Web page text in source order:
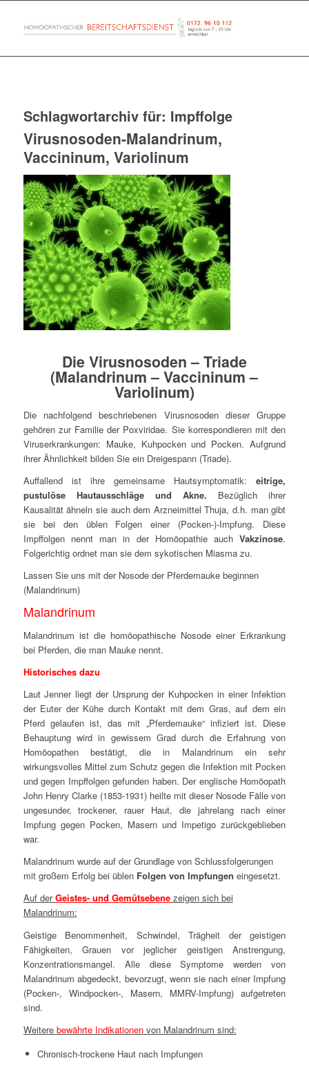
Schlagwortarchiv für: Impffolge
Virusnosoden-Malandrinum,
Vaccininum, Variolinum
Die Virusnosoden – Triade
(Malandrinum – Vaccininum –
Variolinum)
Die nachfolgend beschriebenen Virusnosoden dieser Gruppe
gehören zur Familie der Poxviridae. Sie korrespondieren mit den
Viruserkrankungen: Mauke, Kuhpocken und Pocken. Aufgrund
ihrer Ähnlichkeit bilden Sie ein Dreigespann (Triade).
Auffallend ist ihre gemeinsame Hautsymptomatik:eitrige,
pustulöse Hautausschläge und Akne. Bezüglich ihrer
Kausalität ähneln sie auch dem Arzneimittel Thuja, d.h. man gibt
sie bei den üblen Folgen einer (Pocken-)-Impfung. Diese
Impffolgen nennt man in der Homöopathie auchVakzinose.
Folgerichtig ordnet man sie dem sykotischen Miasma zu.
Lassen Sie uns mit der Nosode der Pferdemauke beginnen
(Malandrinum)
Malandrinum
Malandrinum ist die homöopathische Nosode einer Erkrankung
bei Pferden, die man Mauke nennt.
Historisches dazu
Laut Jenner liegt der Ursprung der Kuhpocken in einer Infektion
der Euter der Kühe durch Kontakt mit dem Gras, auf dem ein
Pferd gelaufen ist, das mit „Pferdemauke“ infiziert ist. Diese
Behauptung wird in gewissem Grad durch die Erfahrung von
Homöopathen bestätigt, die in Malandrinum ein sehr
wirkungsvolles Mittel zum Schutz gegen die Infektion mit Pocken
und gegen Impffolgen gefunden haben. Der englische Homöopath
John Henry Clarke (1853-1931) heilte mit dieser Nosode Fälle von
ungesunder, trockener, rauer Haut, die jahrelang nach einer
Impfung gegen Pocken, Masern und Impetigo zurückgeblieben
war.
Malandrinum wurde auf der Grundlage von Schlussfolgerungen
mit großem Erfolg bei üblen Folgen von Impfungen eingesetzt.
Auf derGeistes- und Gemütsebenezeigen sich bei
Malandrinum:
Geistige Benommenheit, Schwindel, Trägheit der geistigen
Fähigkeiten, Grauen vor jeglicher geistigen Anstrengung,
Konzentrationsmangel. Alle diese Symptome werden von
Malandrinum abgedeckt, bevorzugt, wenn sie nach einer Impfung
(Pocken-, Windpocken-, Masern, MMRV-Impfung) aufgetreten
sind.
Weitere bewährte Indikationenvon Malandrinum sind:
Chronisch-trockene Haut nach Impfungen